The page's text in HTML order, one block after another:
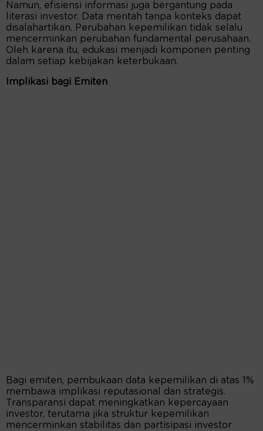
Namun, efisiensi informasi juga bergantung pada
literasi investor. Data mentah tanpa konteks dapat
disalahartikan. Perubahan kepemilikan tidak selalu
mencerminkan perubahan fundamental perusahaan.
Oleh karena itu, edukasi menjadi komponen penting
dalam setiap kebijakan keterbukaan.
Implikasi bagi Emiten
Bagi emiten, pembukaan data kepemilikan di atas 1%
membawa implikasi reputasional dan strategis.
Transparansi dapat meningkatkan kepercayaan
investor, terutama jika struktur kepemilikan
mencerminkan stabilitas dan partisipasi investor